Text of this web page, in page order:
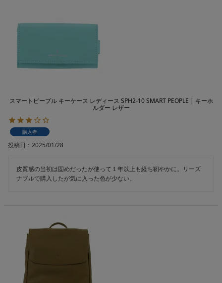
スマートピープル キーケース レディース SPH2-10 SMART PEOPLE | キーホ
ルダー レザー
購入者
投稿日 2025/01/28
皮質感の当初は固めだったが使って１年以上も経ち靭やかに。リーズ
ナブルで購入したが気に入った色が少ない。